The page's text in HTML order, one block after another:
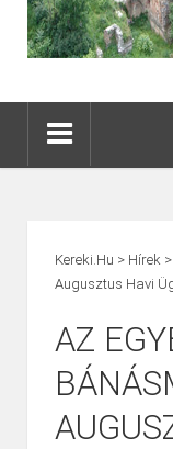
Kereki.hu > Hírek >
Augusztus Havi
AZ